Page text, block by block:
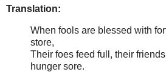
Translation:
When fools are blessed with
store,
Their foes feed full, their
hunger sore.